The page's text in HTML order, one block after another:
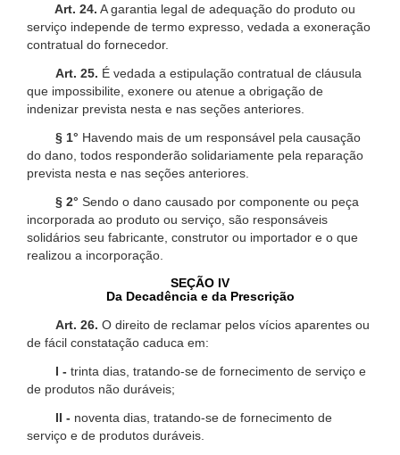
Art. 24. A garantia legal de adequação do produto ou
serviço independe de termo expresso, vedada a exoneração
contratual do fornecedor.
Art. 25. É vedada a estipulação contratual de cláusula
que impossibilite, exonere ou atenue a obrigação de
indenizar prevista nesta e nas seções anteriores.
§ 1° Havendo mais de um responsável pela causação
do dano, todos responderão solidariamente pela reparação
prevista nesta e nas seções anteriores.
§ 2° Sendo o dano causado por componente ou peça
incorporada ao produto ou serviço, são responsáveis
solidários seu fabricante, construtor ou importador e o que
realizou a incorporação.
SEÇÃO IV
Da Decadência e da Prescrição
Art. 26. O direito de reclamar pelos vícios aparentes ou
de fácil constatação caduca em:
I - trinta dias, tratando-se de fornecimento de serviço e
de produtos não duráveis;
II - noventa dias, tratando-se de fornecimento de
serviço e de produtos duráveis.